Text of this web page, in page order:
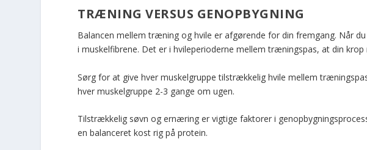
TRÆNING VERSUS GENOPBYGNING
Balancen mellem træning og hvile er afgørende for din fremgang. Når
i muskelfibrene. Det er i hvileperioderne mellem træningspas, at din
Sørg for at give hver muskelgruppe tilstrækkelig hvile mellem
hver muskelgruppe 2-3 gange om ugen.
Tilstrækkelig søvn og ernæring er vigtige faktorer i
en balanceret kost rig på protein.